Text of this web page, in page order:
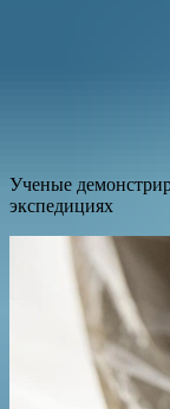
Ученые
экспедициях